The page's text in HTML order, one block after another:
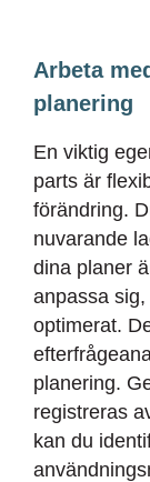
Arbeta
planering
En viktig
parts är
förändring.
nuvarande
dina planer
anpassa
optimerat.
planering.
registreras
kan du